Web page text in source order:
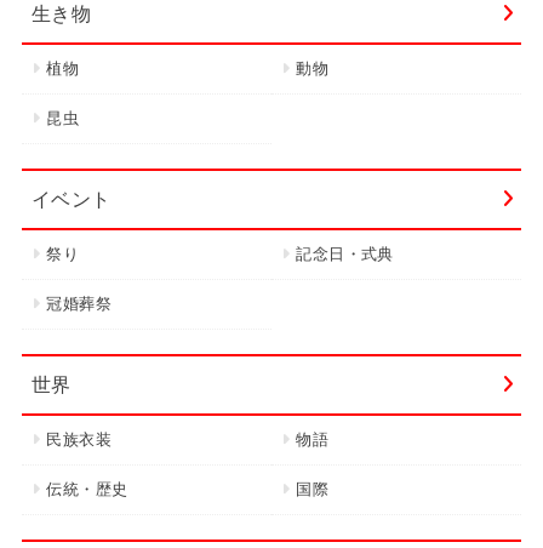
生き物
植物 動物
昆虫
イベント
祭り 記念日・式典
冠婚葬祭
世界
民族衣装 物語
伝統・歴史 国際